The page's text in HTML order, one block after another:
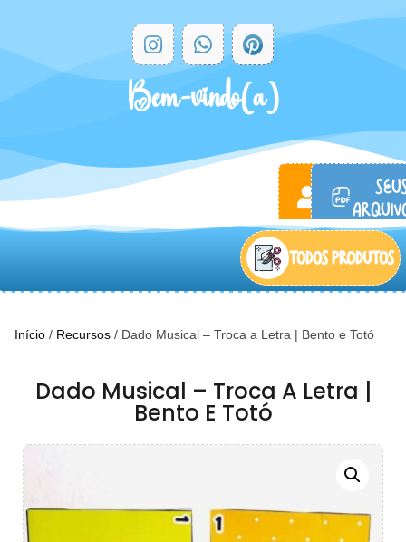
Bem-vindo(a)
ACESSAR
CONTA
TODOS PRODUTOS
Início / Recursos / Dado Musical – Troca a Letra | Bento e Totó
Dado Musical – Troca A Letra |
Bento E Totó